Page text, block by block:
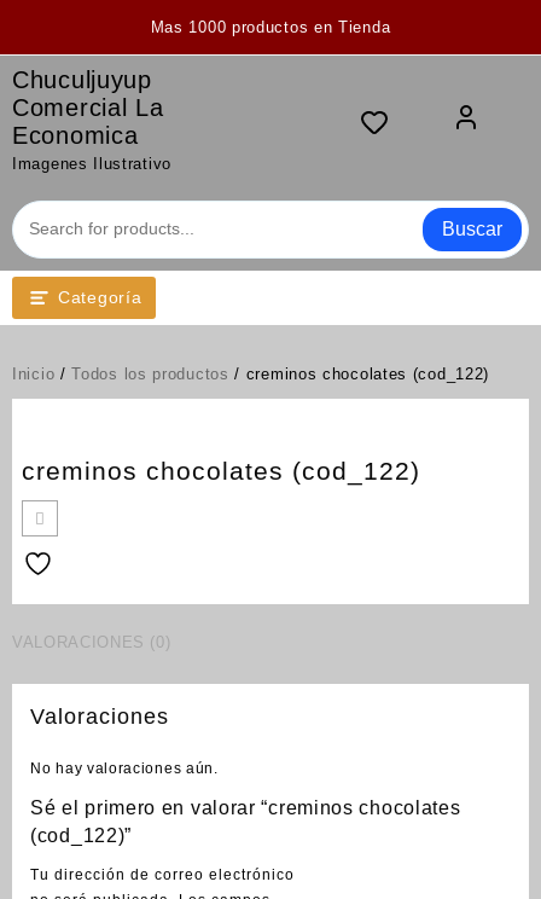
Mas 1000 productos en Tienda
Chuculjuyup
Comercial La
Economica
Imagenes Ilustrativo
Buscar
Categoría
Inicio /Todos los productos / creminos chocolates (cod_122)
creminos chocolates (cod_122)
VALORACIONES (0)
Valoraciones
No hay valoraciones aún.
Sé el primero en valorar “creminos chocolates
(cod_122)”
Tu dirección de correo electrónico